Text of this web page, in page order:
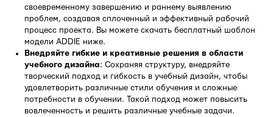
своевременному завершению и раннему выявлению
проблем, создавая сплоченный и эффективный рабочий
процесс проекта. Вы можете скачать бесплатный шаблон
модели ADDIE ниже.
Внедряйте гибкие и креативные решения в области
учебного дизайна: Сохраняя структуру, внедряйте
творческий подход и гибкость в учебный дизайн, чтобы
удовлетворить различные стили обучения и сложные
потребности в обучении. Такой подход может повысить
вовлеченность и решить различные учебные задачи.